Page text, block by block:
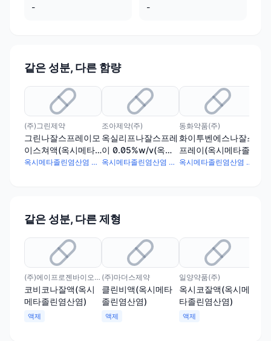
- -
같은 성분, 다른 함량
(주)그린제약
그린나잘스프레이모
이스쳐액(옥시메타
졸린염산염)
옥시메타졸린염산염 0.05g
조아제약(주)
옥실리프나잘스프레
이 0.05%w/v(옥시
메타졸린염산염)(수
옥시메타졸린염산염 0.5mg
동화약품(주)
화이투벤에스나잘스
프레이(옥시메타졸
린염산염)
옥시메타졸린염산염 0.5mg
같은 성분, 다른 제형
(주)에이프로젠바이오로직스
코비코나잘액(옥시
메타졸린염산염)
액제
(주)마더스제약
클린비액(옥시메타
졸린염산염)
액제
일양약품(주)
옥시코잘액(옥시메
타졸린염산염)
액제